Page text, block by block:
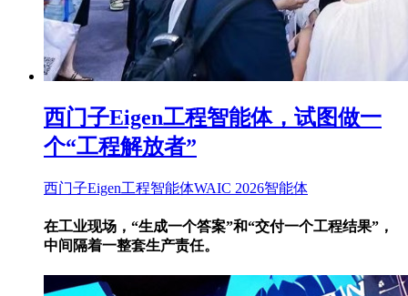
西门子Eigen工程智能体，试图做一
个“工程解放者”
西门子Eigen工程智能体WAIC 2026智能体
在工业现场，“生成一个答案”和“交付一个工程结果”，
中间隔着一整套生产责任。